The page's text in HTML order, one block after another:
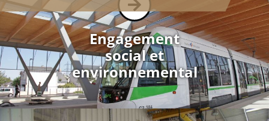
Engagement
social et
environnemental